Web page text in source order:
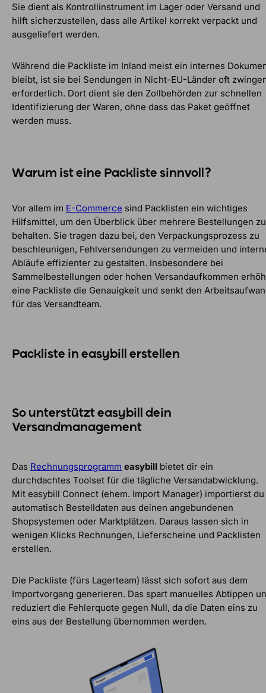
Sie dient als Kontrollinstrument im Lager oder Versand und
hilft sicherzustellen, dass alle Artikel korrekt verpackt und
ausgeliefert werden.
Während die Packliste im Inland meist ein internes
bleibt, ist sie bei Sendungen in Nicht-EU-Länder oft
erforderlich. Dort dient sie den Zollbehörden zur schnellen
Identifizierung der Waren, ohne dass das Paket geöffnet
werden muss.
Warum ist eine Packliste sinnvoll?
Vor allem im E-Commerce sind Packlisten ein wichtiges
Hilfsmittel, um den Überblick über mehrere Bestellungen zu
behalten. Sie tragen dazu bei, den Verpackungsprozess zu
beschleunigen, Fehlversendungen zu vermeiden und
Abläufe effizienter zu gestalten. Insbesondere bei
Sammelbestellungen oder hohen Versandaufkommen
eine Packliste die Genauigkeit und senkt den
für das Versandteam.
Packliste in easybill erstellen
So unterstützt easybill dein
Versandmanagement
Das Rechnungsprogramm easybill bietet dir ein
durchdachtes Toolset für die tägliche Versandabwicklung.
Mit easybill Connect (ehem. Import Manager) importierst du
automatisch Bestelldaten aus deinen angebundenen
Shopsystemen oder Marktplätzen. Daraus lassen sich in
wenigen Klicks Rechnungen, Lieferscheine und Packlisten
erstellen.
Die Packliste (fürs Lagerteam) lässt sich sofort aus dem
Importvorgang generieren. Das spart manuelles Abtippen
reduziert die Fehlerquote gegen Null, da die Daten eins zu
eins aus der Bestellung übernommen werden.